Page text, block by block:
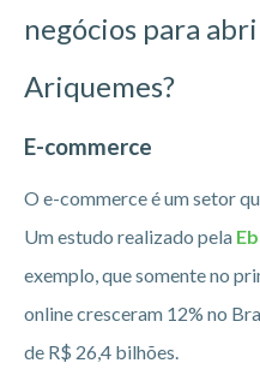
negócios para
Ariquemes?
E-commerce
O e-commerce é um setor
Um estudo realizado pela
exemplo, que somente no
online cresceram 12% no
de R$ 26,4 bilhões.